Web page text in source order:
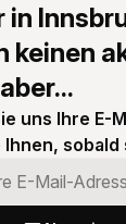
in
keinen
uns Ihre E-